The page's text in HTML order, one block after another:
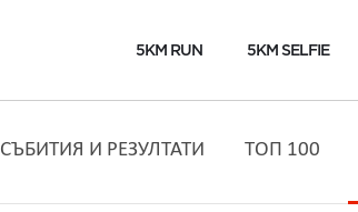
5KM RUN 5KM SELFIE
СЪБИТИЯ И РЕЗУЛТАТИ ТОП 100